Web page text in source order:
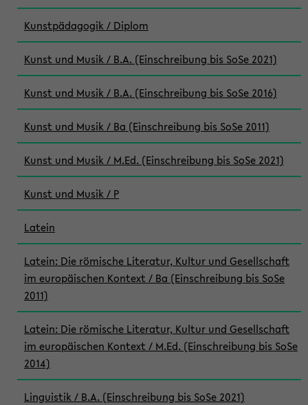
Kunstpädagogik / Diplom
Kunst und Musik / B.A. (Einschreibung bis SoSe 2021)
Kunst und Musik / B.A. (Einschreibung bis SoSe 2016)
Kunst und Musik / Ba (Einschreibung bis SoSe 2011)
Kunst und Musik / M.Ed. (Einschreibung bis SoSe 2021)
Kunst und Musik / P
Latein
Latein: Die römische Literatur, Kultur und Gesellschaft
im europäischen Kontext / Ba (Einschreibung bis SoSe
2011)
Latein: Die römische Literatur, Kultur und Gesellschaft
im europäischen Kontext / M.Ed. (Einschreibung bis SoSe
2014)
Linguistik / B.A. (Einschreibung bis SoSe 2021)